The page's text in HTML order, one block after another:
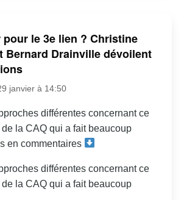
pour le 3e lien ? Christine
Bernard Drainville dévoilent
janvier à 14:50
différentes concernant ce
la CAQ qui a fait beaucoup
en commentaires
différentes concernant ce
la CAQ qui a fait beaucoup